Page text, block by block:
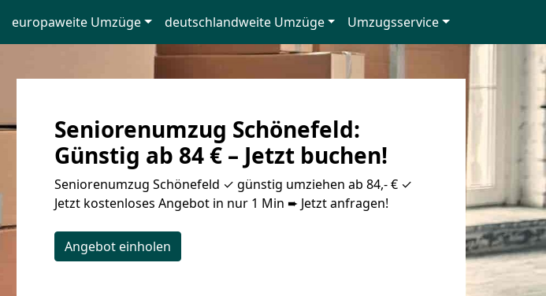
europaweite Umzüge deutschlandweite Umzüge Umzugsservice
Seniorenumzug Schönefeld:
Günstig ab 84 € – Jetzt buchen!
Seniorenumzug Schönefeld ✓ günstig umziehen ab 84,- € ✓
Jetzt kostenloses Angebot in nur 1 Min ➨ Jetzt anfragen!
Angebot einholen